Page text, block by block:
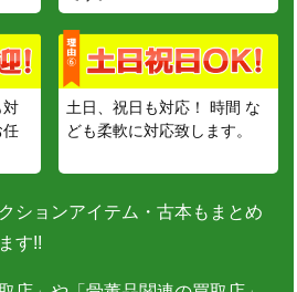
対
任
土日、祝日も対応！ 時間 な
ども柔軟に対応致します。
ションアイテム・古本もまとめ
す!!